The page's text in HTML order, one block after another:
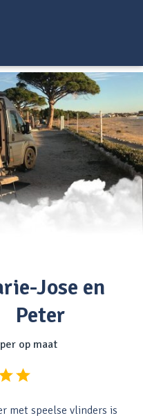
Jose en
Peter
op maat
met speelse vlinders is